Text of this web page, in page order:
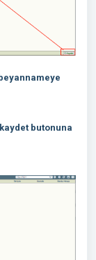
butonuna